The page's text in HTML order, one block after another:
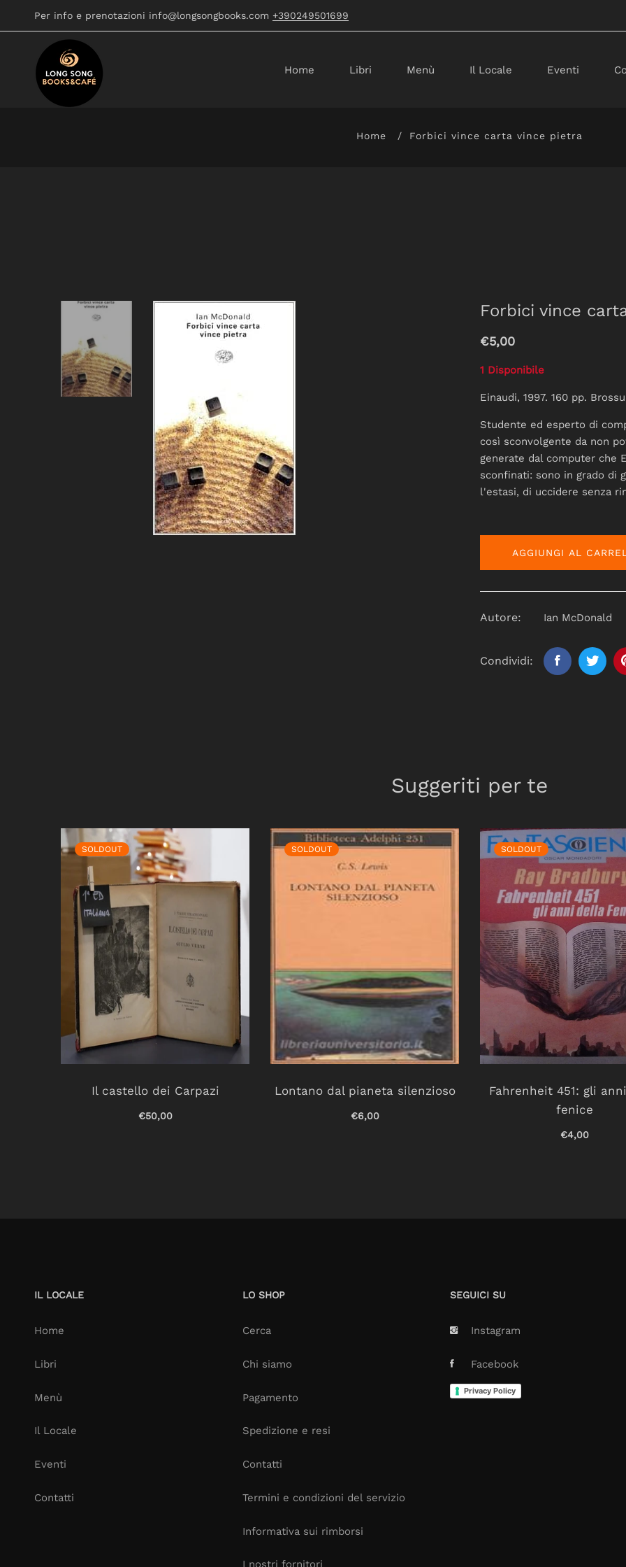
Per info e prenotazioni info@longsongbooks.com +390249501699
Home Libri Menù Il Locale Eventi
Home Forbici vince carta vince pietra
Forbici vince
€5,00
1 Disponibile
Einaudi, 1997. 160 pp.
Studente ed esperto di
così sconvolgente da non
generate dal computer che
sconfinati: sono in grado di
l'estasi, di uccidere senza
AGGIUNGI AL
Autore: Ian McDonald
Condividi:
Suggeriti per te
SOLDOUT
Il castello dei Carpazi
€50,00
SOLDOUT
Lontano dal pianeta silenzioso
€6,00
SOLDOUT
Fahrenheit 451: gli
fenice
€4,00
IL LOCALE
Home
Libri
Menù
Il Locale
Eventi
Contatti
LO SHOP
Cerca
Chi siamo
Pagamento
Spedizione e resi
Contatti
Termini e condizioni del servizio
Informativa sui rimborsi
I nostri fornitori
SEGUICI SU
Instagram
Facebook
Privacy Policy